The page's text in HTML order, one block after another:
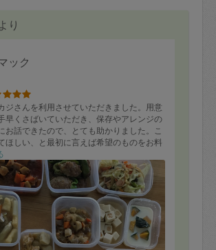
り
ック
ジさんを利用させていただきました。用意
早くさばいていただき、保存やアレンジの
お話できたので、とても助かりました。こ
ほしい、と最初に言えば希望のものをお料
となので、また機会がある際は希望もある
て、ぜひお願いしたいと思います。どれ
いただいています。ありがとうございまし